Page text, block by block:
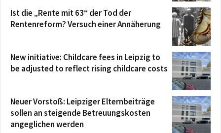
Ist die „Rente mit 63“ der Tod der
Rentenreform? Versuch einer Annäherung
New initiative: Childcare fees in Leipzig to
be adjusted to reflect rising childcare costs
Neuer Vorstoß: Leipziger Elternbeiträge
sollen an steigende Betreuungskosten
angeglichen werden